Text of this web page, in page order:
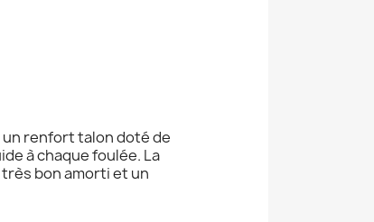
un renfort talon doté de
à chaque foulée. La
très bon amorti et un